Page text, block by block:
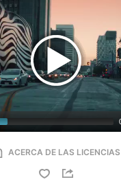
ACERCA DE LAS LICENCIAS